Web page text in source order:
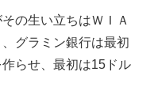
の生い立ちはＷＩＡ
グラミン銀行は最初
らせ、最初は15ドル